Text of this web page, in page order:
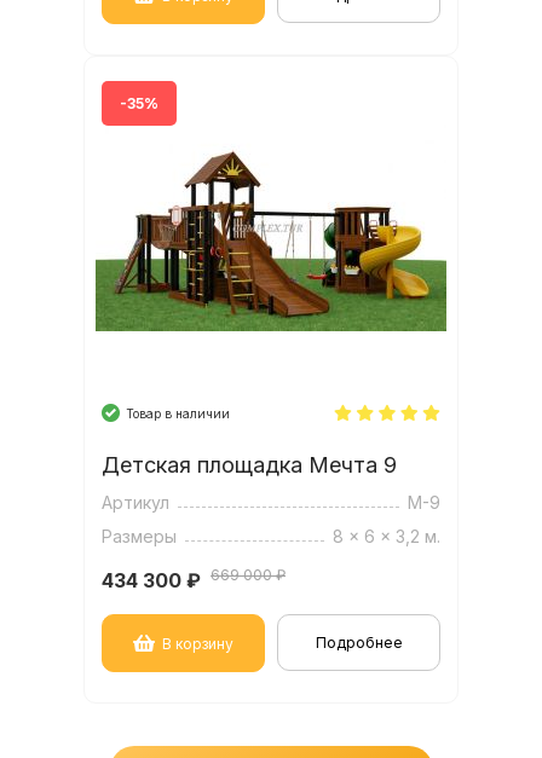
-35%
Товар в наличии
Детская площадка Мечта 9
Артикул
М-9
Размеры
8 x 6 x 3,2 м.
434 300 ₽ 669 000 ₽
В корзину Подробнее